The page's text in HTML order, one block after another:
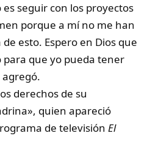
seguir con los proyectos
porque a mí no me han
esto. Espero en Dios que
que yo pueda tener
derechos de su
quien apareció
de televisión El